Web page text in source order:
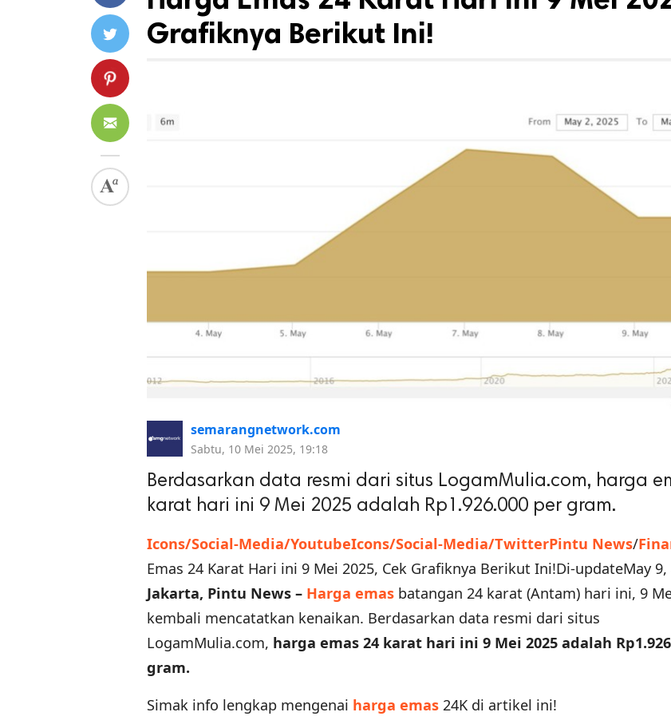
Grafiknya Berikut Ini!
semarangnetwork.com
Sabtu, 10 Mei 2025, 19:18
Berdasarkan data resmi dari situs LogamMulia.com, harga
karat hari ini 9 Mei 2025 adalah Rp1.926.000 per gram.
Icons/Social-Media/YoutubeIcons/Social-Media/TwitterPintu News/
Emas 24 Karat Hari ini 9 Mei 2025, Cek Grafiknya Berikut Ini!Di-updateMay 9,
Jakarta, Pintu News – Harga emas batangan 24 karat (Antam) hari ini, 9
kembali mencatatkan kenaikan. Berdasarkan data resmi dari situs
LogamMulia.com, harga emas 24 karat hari ini 9 Mei 2025 adalah
gram.
Simak info lengkap mengenai harga emas 24K di artikel ini!